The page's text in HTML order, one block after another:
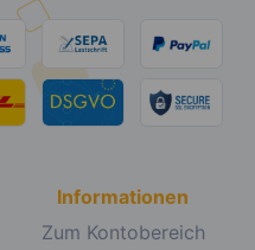
Informationen
Zum Kontobereich